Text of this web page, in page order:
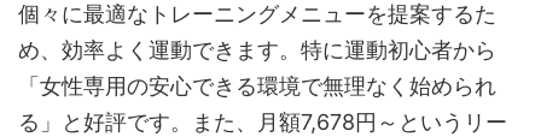
個々に最適なトレーニングメニューを提案するた
め、効率よく運動できます。特に運動初心者から
「女性専用の安心できる環境で無理なく始められ
る」と好評です。また、月額7,678円～というリー